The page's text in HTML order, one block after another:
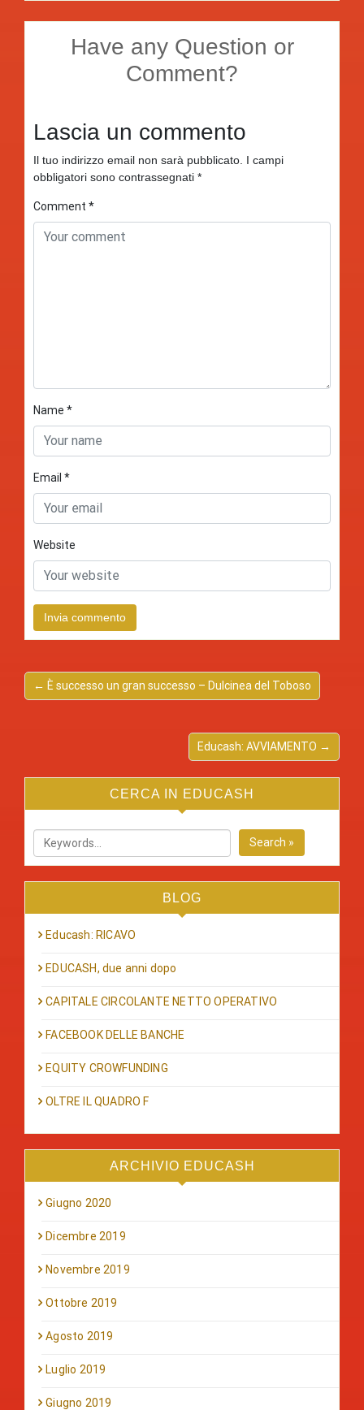
Have any Question or
Comment?
Lascia un commento
Il tuo indirizzo email non sarà pubblicato. I campi
obbligatori sono contrassegnati *
Comment *
Name *
Email *
Website
← È successo un gran successo – Dulcinea del Toboso
Educash: AVVIAMENTO →
CERCA IN EDUCASH
Search »
BLOG
Educash: RICAVO
EDUCASH, due anni dopo
CAPITALE CIRCOLANTE NETTO OPERATIVO
FACEBOOK DELLE BANCHE
EQUITY CROWFUNDING
OLTRE IL QUADRO F
ARCHIVIO EDUCASH
Giugno 2020
Dicembre 2019
Novembre 2019
Ottobre 2019
Agosto 2019
Luglio 2019
Giugno 2019